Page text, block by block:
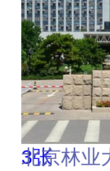
3张
北京林业